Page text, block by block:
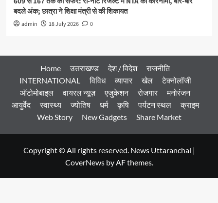
बदले अंक; छात्रा ने शिक्षा मंत्री से की शिकायत
admin 18 July 2026 0
Home उत्तराखण्ड देश / विदेश
राजनीति
INTERNATIONAL
विविध व्यापार खेल
टेक्नोलॉजी
ऑटोमोबाइल
वायरल न्यूज़ एजुकेशन रोजगार
मनोरंजन
आयुर्वेद
स्वास्थ्य ज्योतिष धर्म कृषि पर्यटन स्थल
क्राइम
Web Story
New Gadgets Share Market
Copyright © All rights reserved. News Uttaranchal |
CoverNewsby AF themes.